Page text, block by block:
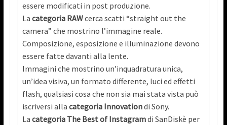
essere modificati in post produzione.
La categoria RAWcerca scatti “straight out the
camera” che mostrino l’immagine reale.
Composizione, esposizione e illuminazione devono
essere fatte davanti alla lente.
Immagini che mostrino un’inquadratura unica,
un’idea visiva, un formato differente, luci ed effetti
flash, qualsiasi cosa che non sia mai stata vista può
iscriversi alla categoria Innovationdi Sony.
La categoria The Best of Instagramdi SanDiskè per